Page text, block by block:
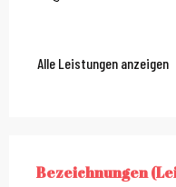
Alle Leistungen anzeigen
BEZEICHNUNGEN
Bezeichnungen